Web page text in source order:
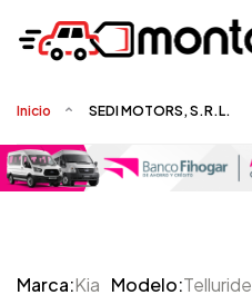
Inicio SEDI MOTORS, S.R.L.
Marca:Kia Modelo:Telluride